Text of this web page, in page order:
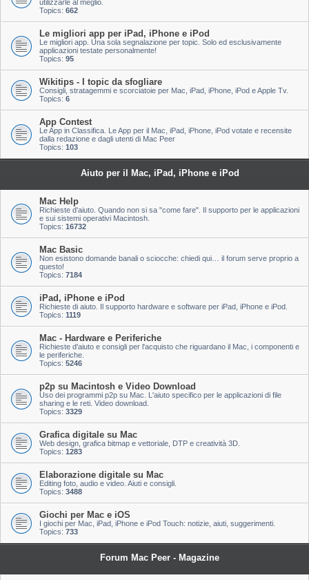
utilizzarle al meglio.
Topics: 662
Le migliori app per iPad, iPhone e iPod
Le migliori app. Una sola segnalazione per topic. Solo ed esclusivamente
applicazioni testate personalmente!
Topics: 95
Wikitips - I topic da sfogliare
Consigli, stratagemmi e scorciatoie per Mac, iPad, iPhone, iPod e Apple Tv.
Topics: 6
App Contest
Le App in Classifica. Le App per il Mac, iPad, iPhone, iPod votate e recensite
dalla redazione e dagli utenti di Mac Peer
Topics: 103
Aiuto per il Mac, iPad, iPhone e iPod
Mac Help
Richieste d'aiuto. Quando non si sa "come fare". Il supporto per le applicazioni
e sui sistemi operativi Macintosh.
Topics: 16732
Mac Basic
Non esistono domande banali o sciocche: chiedi qui… il forum serve proprio a
questo!
Topics: 7184
iPad, iPhone e iPod
Richieste di aiuto. Il supporto hardware e software per iPad, iPhone e iPod.
Topics: 1119
Mac - Hardware e Periferiche
Richieste d'aiuto e consigli per l'acquisto che riguardano il Mac, i componenti e
le periferiche.
Topics: 5246
p2p su Macintosh e Video Download
Uso dei programmi p2p su Mac. L'aiuto specifico per le applicazioni di file
sharing e le reti. Video download.
Topics: 3329
Grafica digitale su Mac
Web design, grafica bitmap e vettoriale, DTP e creatività 3D.
Topics: 1283
Elaborazione digitale su Mac
Editing foto, audio e video. Aiuti e consigli.
Topics: 3488
Giochi per Mac e iOS
I giochi per Mac, iPad, iPhone e iPod Touch: notizie, aiuti, suggerimenti.
Topics: 733
Forum Mac Peer - Magazine